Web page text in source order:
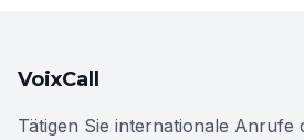
VoixCall
Tätigen Sie internationale Anrufe